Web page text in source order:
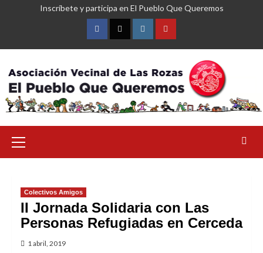
Inscríbete y participa en El Pueblo Que Queremos
FacebookTwitterInstagramYouTube
primario
Colectivos Amigos
II Jornada Solidaria con Las
Personas Refugiadas en Cerceda
1 abril, 2019